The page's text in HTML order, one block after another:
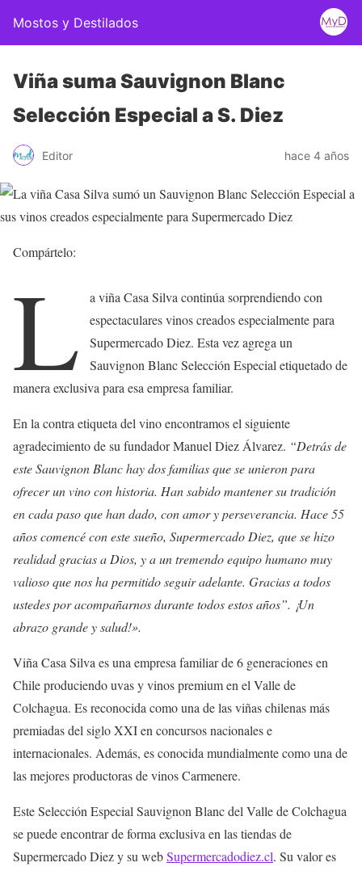
Mostos y Destilados
Viña suma Sauvignon Blanc
Selección Especial a S. Diez
Editor hace 4 años
Compártelo:
L
a viña Casa Silva continúa sorprendiendo con
espectaculares vinos creados especialmente para
Supermercado Diez. Esta vez agrega un
Sauvignon Blanc Selección Especial etiquetado de
manera exclusiva para esa empresa familiar.
En la contra etiqueta del vino encontramos el siguiente
agradecimiento de su fundador Manuel Diez Álvarez. “Detrás de
este Sauvignon Blanc hay dos familias que se unieron para
ofrecer un vino con historia. Han sabido mantener su tradición
en cada paso que han dado, con amor y perseverancia. Hace 55
años comencé con este sueño, Supermercado Diez, que se hizo
realidad gracias a Dios, y a un tremendo equipo humano muy
valioso que nos ha permitido seguir adelante. Gracias a todos
ustedes por acompañarnos durante todos estos años”. ¡Un
abrazo grande y salud!».
Viña Casa Silva es una empresa familiar de 6 generaciones en
Chile produciendo uvas y vinos premium en el Valle de
Colchagua. Es reconocida como una de las viñas chilenas más
premiadas del siglo XXI en concursos nacionales e
internacionales. Además, es conocida mundialmente como una de
las mejores productoras de vinos Carmenere.
Este Selección Especial Sauvignon Blanc del Valle de Colchagua
se puede encontrar de forma exclusiva en las tiendas de
Supermercado Diez y su webSupermercadodiez.cl. Su valor es